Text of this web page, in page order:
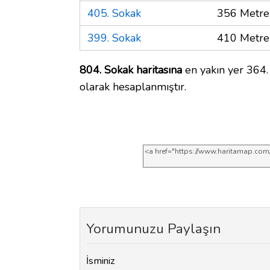
405. Sokak
356 Metre
399. Sokak
410 Metre
804. Sokak haritasına en yakın yer
olarak hesaplanmıştır.
Yorumunuzu Paylaşın
İsminiz